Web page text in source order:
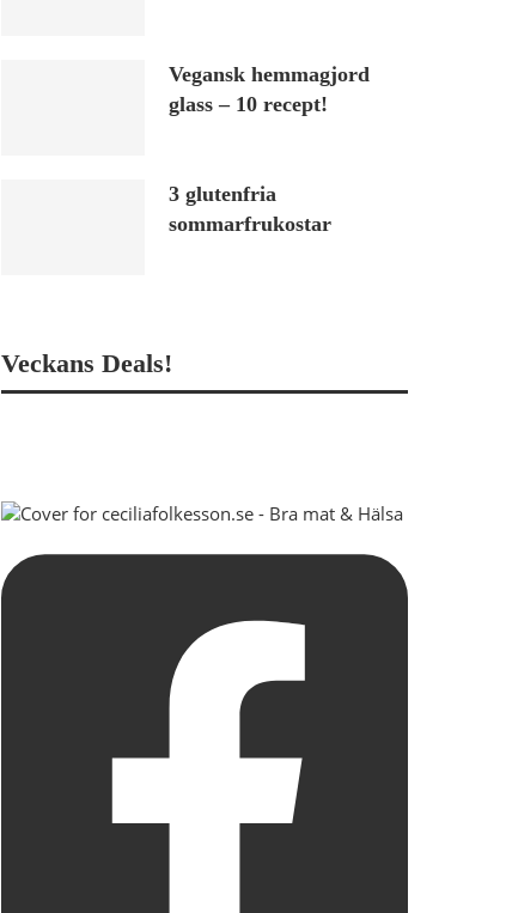
Vegansk hemmagjord
glass – 10 recept!
3 glutenfria
sommarfrukostar
Veckans Deals!